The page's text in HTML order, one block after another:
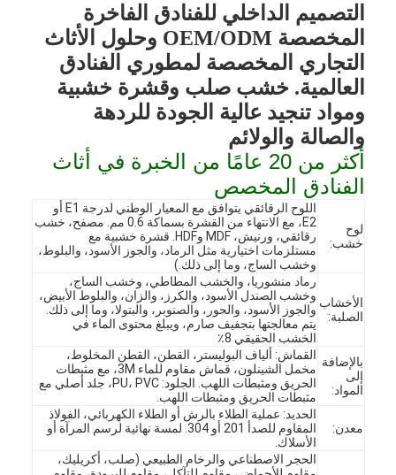
التصميم الداخلي للفنادق الفاخرة
المخصصة OEM/ODM وحلول الأثاث
التجاري المخصصة لمطوري الفنادق
العالمية. خشب صلب وقشرة خشبية
ومواد تنجيد عالية الجودة للردهة
والصالة والولائم
أكثر من 20 عامًا من الخبرة في أثاث
الفنادق المخصص
لوح
خشب:
اللوح الرقائقي يتوافق مع المعيار الوطني لدرجة E1 أو
E2، مع الانتهاء من القشرة بسماكة 0.6 مم. مصفح، خشب
رقائقي، ورنيش، MDF وHDF. قشرة خشبية مع
مستلزمات اختيارية مثل الرماد، والجوز الأسود، والبلوط،
وخشب الساج، وما إلى ذلك.)
الأخشاب
الصلبة:
رماد منشوريا، والخشب المطاطي، وخشب الساج،
وخشب الصندل الأسود، والكرز، والزان، والبلوط الأبيض،
والجوز الأسود، والحور، والصنوبر، والبتولا، وما إلى ذلك.
يتم معالجتها بتجفيف صارم، ويبلغ محتوى الماء في
الخشب الحقيقي 8٪
بالإضافة
إلى
المواد:
القماش: ألياف البوليستر، القطن، القطن المخلوط،
مخمل الشينلون، قماش مقاوم للماء 3M، مع مثبطات
الحريق ومثبطات اللهب. الجلود: PU، PVC، جلد أصلي مع
مثبطات الحريق ومثبطات اللهب.
معدن:
الحديد: عملية الطلاء بالرش أو الطلاء الكهربائي، الفولاذ
المقاوم للصدأ 201 أو 304. لمسة نهائية لرسم المرآة أو
الأسلاك.
الحجر الاصطناعي والرخام الطبيعي (صلب، أكريليك،